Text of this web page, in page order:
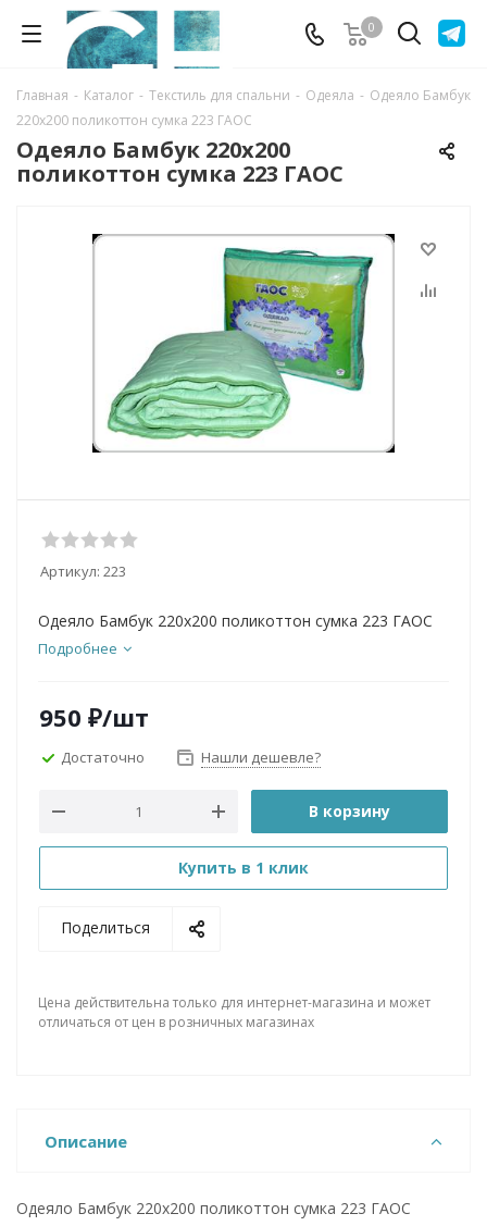
0
Главная - Каталог - Текстиль для спальни - Одеяла - Одеяло Бамбук
220х200 поликоттон сумка 223 ГАОС
Одеяло Бамбук 220х200
поликоттон сумка 223 ГАОС
Артикул: 223
Одеяло Бамбук 220х200 поликоттон сумка 223 ГАОС
Подробнее
950 ₽/шт
Достаточно Нашли дешевле?
В корзину
Купить в 1 клик
Поделиться
Цена действительна только для интернет-магазина и может
отличаться от цен в розничных магазинах
Описание
Одеяло Бамбук 220х200 поликоттон сумка 223 ГАОС